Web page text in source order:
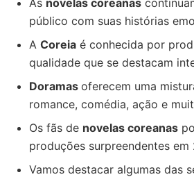
As novelas coreanas
público com suas histórias
A Coreia é conhecida por
qualidade que se destacam
Doramas oferecem uma
romance, comédia, ação e
Os fãs de novelas coreanas
produções surpreendentes em
Vamos destacar algumas das